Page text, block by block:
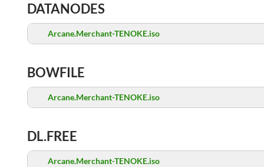
DATANODES
Arcane.Merchant-TENOKE.iso
BOWFILE
Arcane.Merchant-TENOKE.iso
DL.FREE
Arcane.Merchant-TENOKE.iso